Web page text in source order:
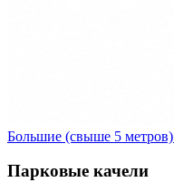
Большие (свыше 5 метров)
Парковые качели